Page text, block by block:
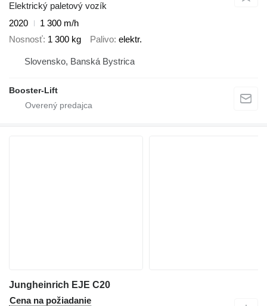
Elektrický paletový vozík
2020
1 300 m/h
Nosnosť 1 300 kg Palivo elektr.
Slovensko, Banská Bystrica
Booster-Lift
Jungheinrich EJE C20
Cena na požiadanie